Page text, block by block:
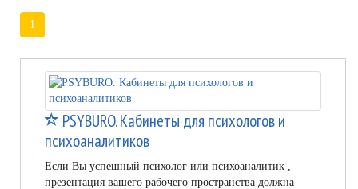
1
PSYBURO. Кабинеты для психологов и
психоаналитиков
Если Вы успешный психолог или психоаналитик ,
презентация вашего рабочего пространства должна